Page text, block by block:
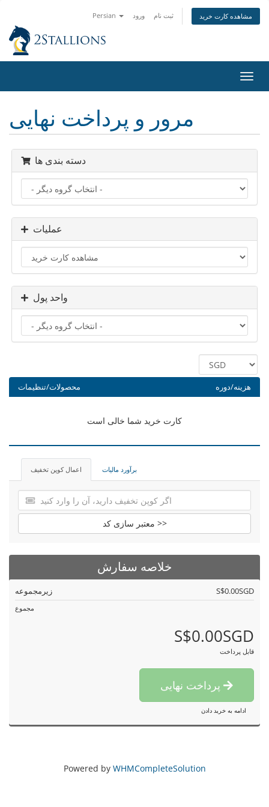
Persian ورود ثبت نام مشاهده کارت خرید
تغییر
مرور و پرداخت نهایی
دسته بندی ها
عملیات
واحد پول
محصولات/تنظیمات هزینه/دوره
کارت خرید شما خالی است
اعمال کوپن تخفیف برآورد مالیات
معتبر سازی کد >>
خلاصه سفارش
زیرمجموعه S$0.00SGD
مجموع
S$0.00SGD
قابل پرداخت
ادامه به خرید دادن
Powered by WHMCompleteSolution